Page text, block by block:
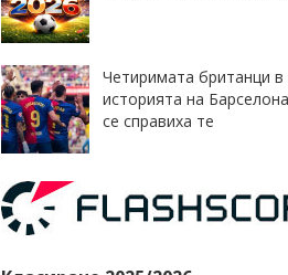
Четиримата британци в
историята на
се справиха те